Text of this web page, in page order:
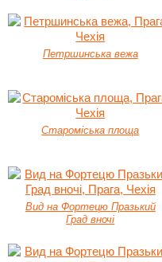
Петршинська вежа
Староміська площа
Вид на Фортецю Празький
Град вночі